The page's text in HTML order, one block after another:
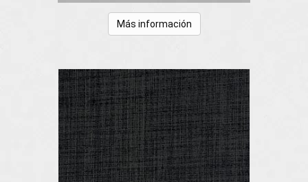
Más información